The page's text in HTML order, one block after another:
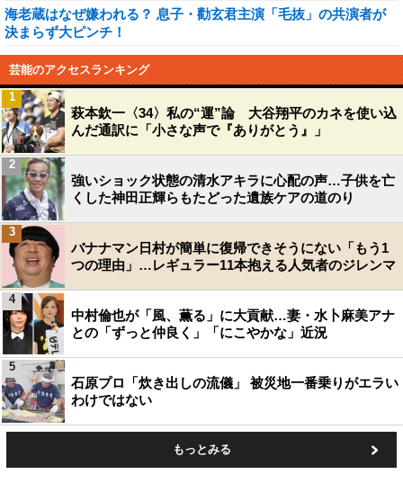
海老蔵はなぜ嫌われる？ 息子・勸玄君主演「毛抜」の共演者が
決まらず大ピンチ！
芸能のアクセスランキング
萩本欽一〈34〉私の“運”論 大谷翔平のカネを使い込
んだ通訳に「小さな声で『ありがとう』」
1
強いショック状態の清水アキラに心配の声…子供を亡
くした神田正輝らもたどった遺族ケアの道のり
2
バナナマン日村が簡単に復帰できそうにない「もう1
つの理由」…レギュラー11本抱える人気者のジレンマ
3
中村倫也が「風、薫る」に大貢献…妻・水卜麻美アナ
との「ずっと仲良く」「にこやかな」近況
4
石原プロ「炊き出しの流儀」 被災地一番乗りがエラい
わけではない
5
もっとみる